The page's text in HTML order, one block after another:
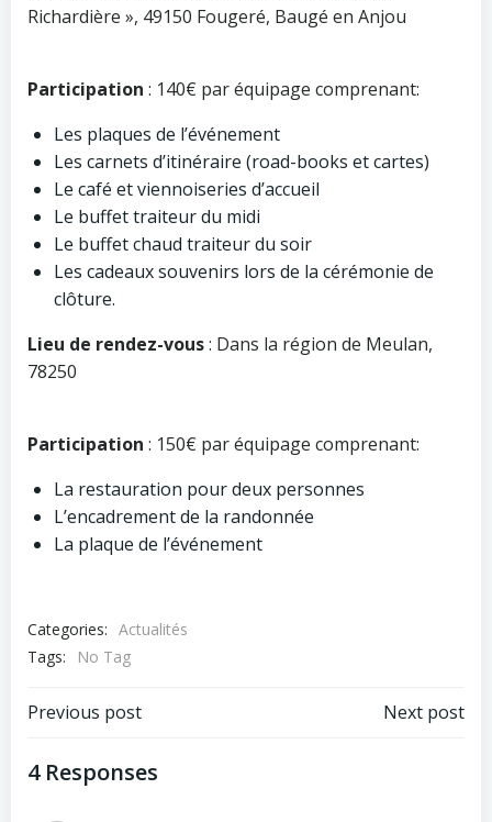
Richardière », 49150 Fougeré, Baugé en Anjou
Participation : 140€ par équipage comprenant:
Les plaques de l’événement
Les carnets d’itinéraire (road-books et cartes)
Le café et viennoiseries d’accueil
Le buffet traiteur du midi
Le buffet chaud traiteur du soir
Les cadeaux souvenirs lors de la cérémonie de
clôture.
Lieu de rendez-vous: Dans la région de Meulan,
78250
Participation : 150€ par équipage comprenant:
La restauration pour deux personnes
L’encadrement de la randonnée
La plaque de l’événement
Categories: Actualités
Tags:
No Tag
Post
navigation
Previous post Next post
4 Responses